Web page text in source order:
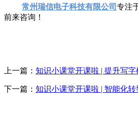
常州瑞信电子科技有限公司 专注
前来咨询！
上一篇： 知识小课堂开课啦 | 提升写
下一篇： 知识小课堂开课啦 | 智能化